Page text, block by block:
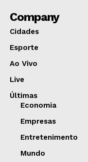
Company
Cidades
Esporte
Ao Vivo
Live
Últimas
Economia
Empresas
Entretenimento
Mundo